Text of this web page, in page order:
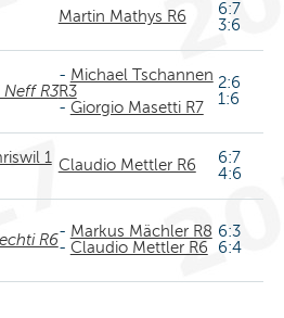
Martin Mathys R6
6:7
3:6
R3
- Michael Tschannen
R3
- Giorgio Masetti R7
2:6
1:6
1 Claudio Mettler R6
6:7
4:6
R6- Markus Mächler R8
- Claudio Mettler R6
6:3
6:4